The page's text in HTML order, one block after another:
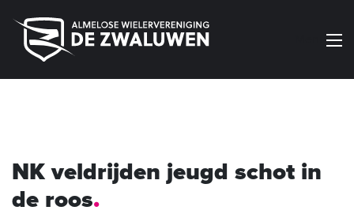
NK veldrijden jeugd schot in
de roos